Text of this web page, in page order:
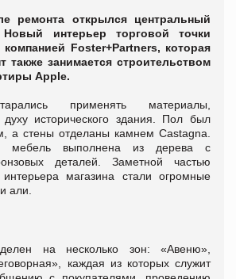
ремонта открылся центральный
интерьер торговой точки
компанией Foster+Partners, которая
также занимается строительством
Apple.
применять материалы,
духу исторического здания. Пол был
а стены отделаны камнем Castagna.
мебель выполнена из дерева с
деталей. Заметной частью
интерьера магазина стали огромные
али.
на несколько зон: «Авеню»,
каждая из которых служит